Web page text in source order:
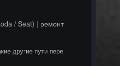
/ Seat) | ремонт
другие пути пере